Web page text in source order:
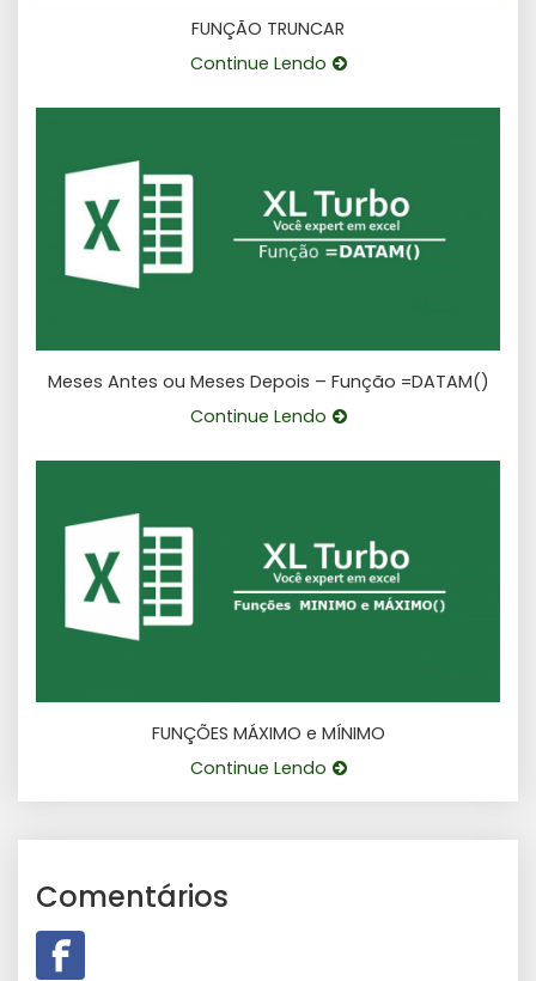
FUNÇÃO TRUNCAR
Continue Lendo
Meses Antes ou Meses Depois – Função =DATAM()
Continue Lendo
FUNÇÕES MÁXIMO e MÍNIMO
Continue Lendo
Comentários